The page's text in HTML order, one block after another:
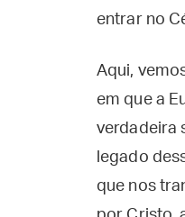
entrar no
Aqui,
em que a
verdadeira
legado
que nos